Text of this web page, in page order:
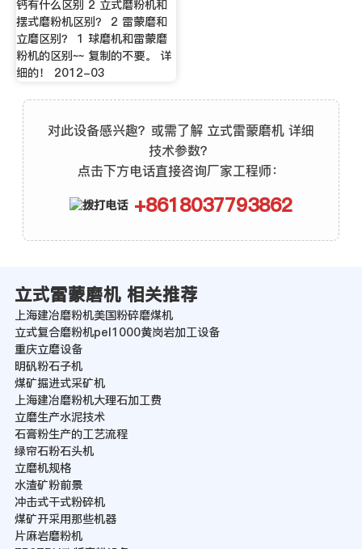
钙有什么区别 2 立式磨粉机和
摆式磨粉机区别？ 2 雷蒙磨和
立磨区别？ 1 球磨机和雷蒙磨
粉机的区别~~ 复制的不要。 详
细的！ 2012-03
对此设备感兴趣？或需了解 立式雷蒙磨机 详细
技术参数？
点击下方电话直接咨询厂家工程师：
+8618037793862
立式雷蒙磨机 相关推荐
上海建冶磨粉机美国粉碎磨煤机
立式复合磨粉机pel1000黄岗岩加工设备
重庆立磨设备
明矾粉石子机
煤矿掘进式采矿机
上海建冶磨粉机大理石加工费
立磨生产水泥技术
石膏粉生产的工艺流程
绿帘石粉石头机
立磨机规格
水渣矿粉前景
冲击式干式粉碎机
煤矿开采用那些机器
片麻岩磨粉机